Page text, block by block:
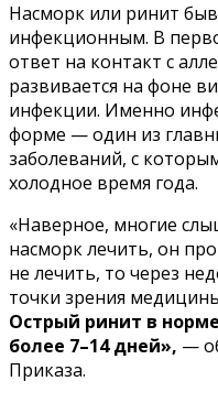
Насморк или ринит
инфекционным. В
ответ на контакт с
развивается на фоне
инфекции. Именно
форме — один из
заболеваний, с
холодное время года.
«Наверное, многие
насморк лечить, он
не лечить, то через
точки зрения
Острый ринит в
более 7–14 дней», —
Приказа.